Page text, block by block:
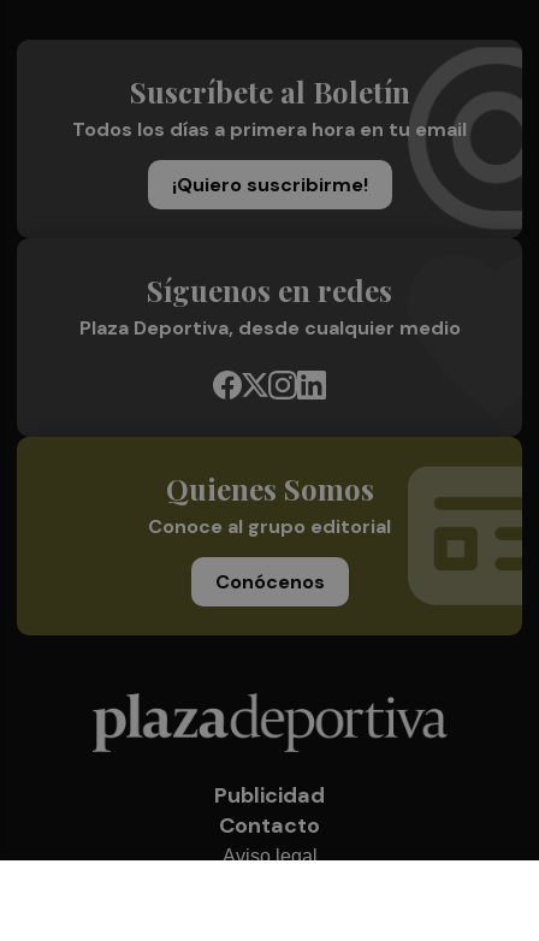
Suscríbete al Boletín
Todos los días a primera hora en tu email
¡Quiero suscribirme!
Síguenos en redes
Plaza Deportiva, desde cualquier medio
Quienes Somos
Conoce al grupo editorial
Conócenos
Publicidad
Contacto
Aviso legal